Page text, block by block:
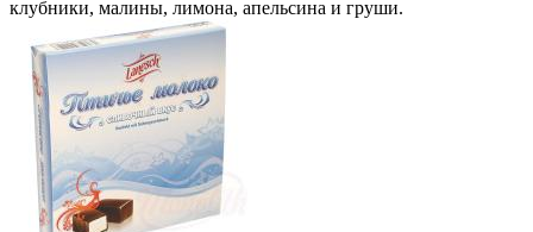
клубники, малины, лимона, апельсина и груши.